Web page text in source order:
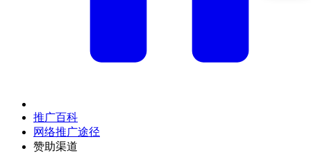
推广百科
网络推广途径
赞助渠道